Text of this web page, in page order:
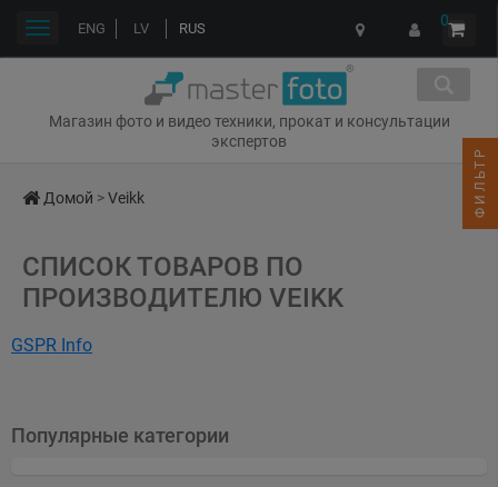
ENG LV RUS 0
Магазин фото и видео техники, прокат и консультации
экспертов
Переключить
Домой >Veikk
СПИСОК ТОВАРОВ ПО
ПРОИЗВОДИТЕЛЮ VEIKK
GSPR Info
Популярные категории
ФИЛЬТР